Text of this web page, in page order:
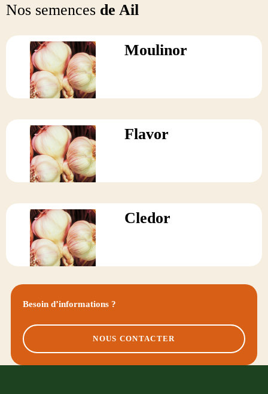
Nos semences de Ail
Moulinor
Flavor
Cledor
Besoin d’informations ?
NOUS CONTACTER